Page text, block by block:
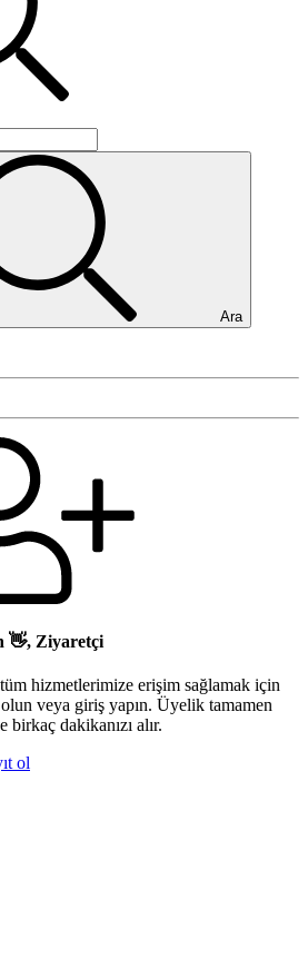
Ara
👋, Ziyaretçi
hizmetlerimize erişim sağlamak için
veya giriş yapın. Üyelik tamamen
birkaç dakikanızı alır.
ol